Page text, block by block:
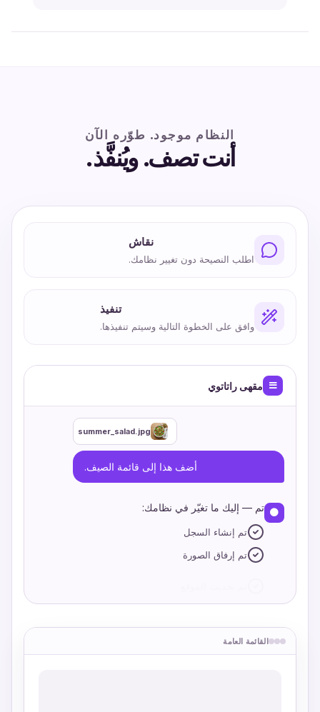
النظام موجود. طوّره الآن
أنت تصف. ويُنفَّذ.
نقاش
اطلب النصيحة دون تغيير نظامك.
تنفيذ
وافق على الخطوة التالية وسيتم تنفيذها.
مقهى راتاتوي
summer_salad.jpg
أضف هذا إلى قائمة الصيف.
تم — إليك ما تغيّر في نظامك:
تم إنشاء السجل
تم إرفاق الصورة
القائمة العامة